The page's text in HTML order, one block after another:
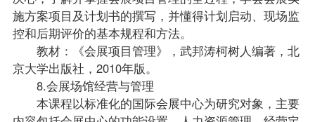
施方案项目及计划书的撰写，并懂得计划启动、现场监
控和后期评价的基本规程和方法。
教材：《会展项目管理》，武邦涛柯树人编著，北
京大学出版社，2010年版。
8.会展场馆经营与管理
本课程以标准化的国际会展中心为研究对象，主要